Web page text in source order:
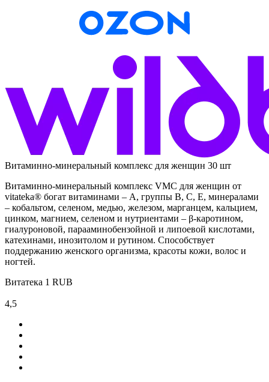
Витаминно-минеральный комплекс для женщин 30 шт
Витаминно-минеральный комплекс VMC для женщин от
vitateka® богат витаминами – А, группы В, С, Е, минералами
– кобальтом, селеном, медью, железом, марганцем, кальцием,
цинком, магнием, селеном и нутриентами – β-каротином,
гиалуроновой, парааминобензойной и липоевой кислотами,
катехинами, инозитолом и рутином. Способствует
поддержанию женского организма, красоты кожи, волос и
ногтей.
Витатека 1 RUB
4,5